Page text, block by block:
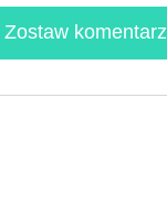
Zostaw komentarz